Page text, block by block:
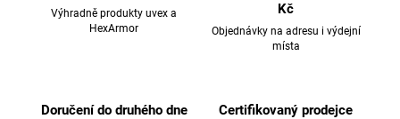
Výhradně produkty uvex a
HexArmor
Kč
Objednávky na adresu i výdejní
místa
Doručení do druhého dne Certifikovaný prodejce